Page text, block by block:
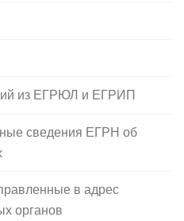
из ЕГРЮЛ и ЕГРИП
сведения ЕГРН об
в адрес
органов